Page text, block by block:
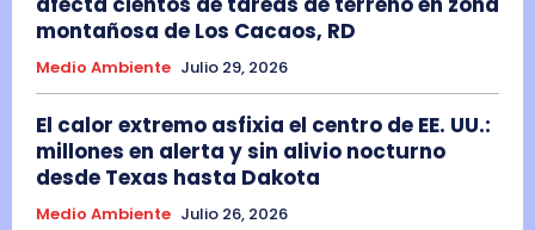
montañosa de Los Cacaos, RD
Medio Ambiente Julio 29, 2026
El calor extremo asfixia el centro de EE. UU.:
millones en alerta y sin alivio nocturno
desde Texas hasta Dakota
Medio Ambiente Julio 26, 2026